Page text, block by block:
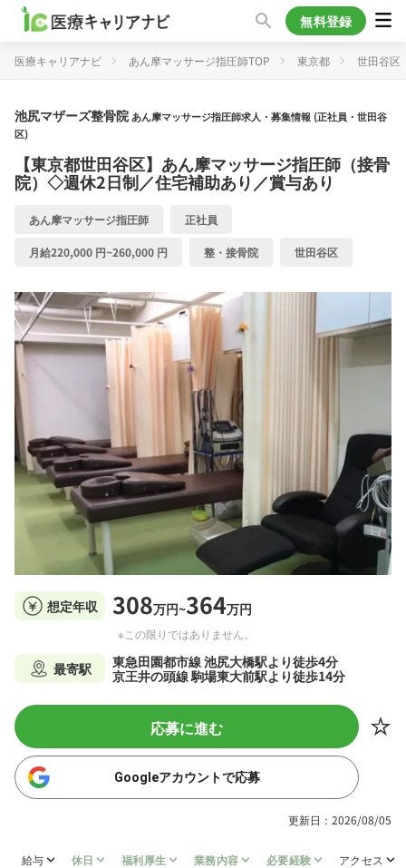
無料登録
医療キャリアナビ あん摩マッサージ指圧師TOP 東京都 世田谷区
池尻マザーズ整骨院 あん摩マッサージ指圧師求人・募集情報 (正社員・世田谷
区)
【東京都世田谷区】あん摩マッサージ指圧師（接骨
院）◇週休2日制／住宅補助あり／賞与あり
あん摩マッサージ指圧師 正社員
月給220,000 円~260,000 円 整・接骨院 世田谷区
想定年収 308万円~364万円
※この限りではありません。
最寄駅
東急田園都市線 池尻大橋駅より徒歩4分
京王井の頭線 駒場東大前駅より徒歩14分
応募に進む
Googleアカウントで応募
更新日：2026/08/05
給与 休日 福利厚生 業務内容 必要経験 アクセス